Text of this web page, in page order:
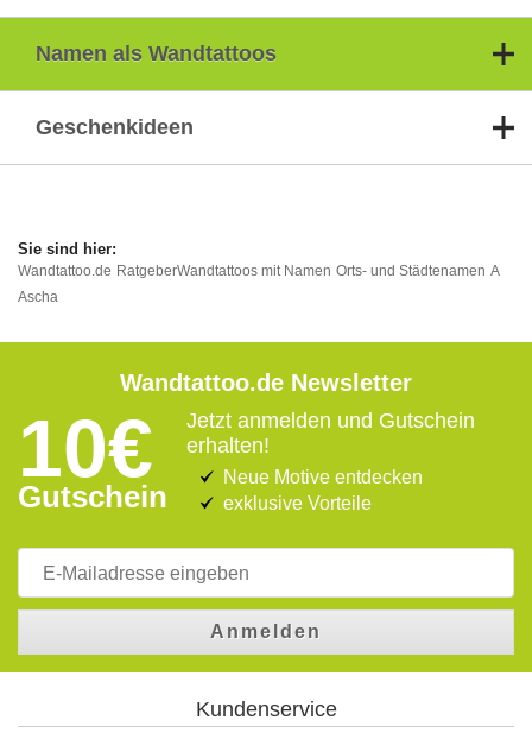
Namen als Wandtattoos
Geschenkideen
Wandtattoo.de RatgeberWandtattoos mit Namen Orts- und Städtenamen A
Ascha
Wandtattoo.de Newsletter
10€
Gutschein
Jetzt anmelden und Gutschein
erhalten!
Neue Motive entdecken
exklusive Vorteile
Anmelden
Kundenservice